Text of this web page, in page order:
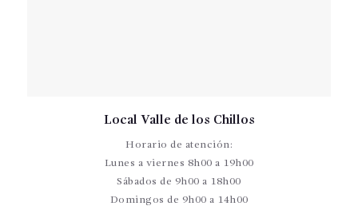
Local Valle de los Chillos
Horario de atención:
Lunes a viernes 8h00 a 19h00
Sábados de 9h00 a 18h00
Domingos de 9h00 a 14h00